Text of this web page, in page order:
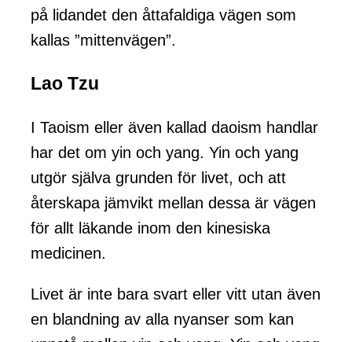
på lidandet den åttafaldiga vägen som
kallas ”mittenvägen”.
Lao Tzu
I Taoism eller även kallad daoism handlar
har det om yin och yang. Yin och yang
utgör själva grunden för livet, och att
återskapa jämvikt mellan dessa är vägen
för allt läkande inom den kinesiska
medicinen.
Livet är inte bara svart eller vitt utan även
en blandning av alla nyanser som kan